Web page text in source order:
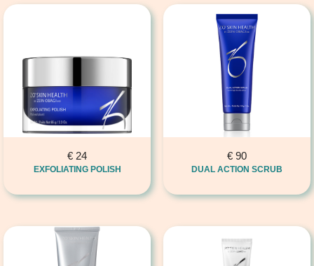
€ 24
EXFOLIATING POLISH
€90
DUAL ACTION SCRUB